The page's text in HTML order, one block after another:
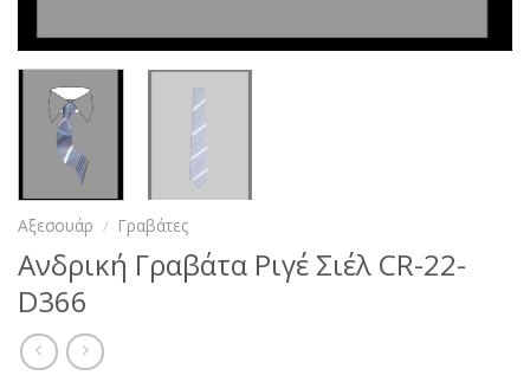
Αξεσουάρ / Γραβάτες
Ανδρική Γραβάτα Ριγέ Σιέλ CR-22-
D366